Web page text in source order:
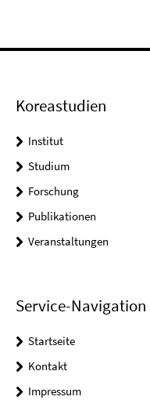
Koreastudien
Institut
Studium
Forschung
Publikationen
Veranstaltungen
Service-Navigation
Startseite
Kontakt
Impressum